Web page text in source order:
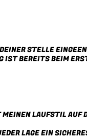
STELLE
BEREITS BEIM
LAUFSTIL AUF
LAGE EIN SICHERES